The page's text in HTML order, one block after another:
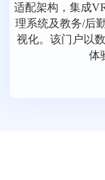
适配架构，集成
理系统及教务/后
视化。该门户以
体